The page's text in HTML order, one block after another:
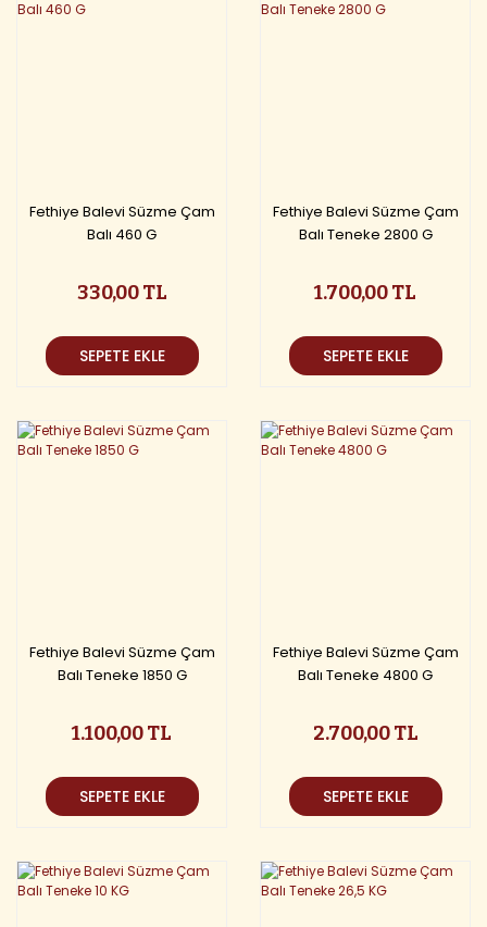
Fethiye Balevi Süzme Çam
Balı 460 G
330,00 TL
SEPETE EKLE
Fethiye Balevi Süzme Çam
Balı Teneke 2800 G
1.700,00 TL
SEPETE EKLE
Fethiye Balevi Süzme Çam
Balı Teneke 1850 G
1.100,00 TL
SEPETE EKLE
Fethiye Balevi Süzme Çam
Balı Teneke 4800 G
2.700,00 TL
SEPETE EKLE